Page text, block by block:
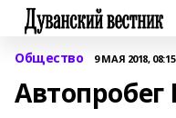
Общество 9 МАЯ 2018, 08:15